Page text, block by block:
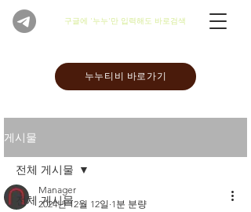
​구글에 '누누'만 입력해도 바로검색
누누티비 바로가기
게시물
전체 게시물
전체 게시물
Manager
2024년 12월 12일 1분 분량